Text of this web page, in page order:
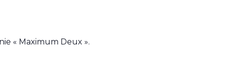
« Maximum Deux ».